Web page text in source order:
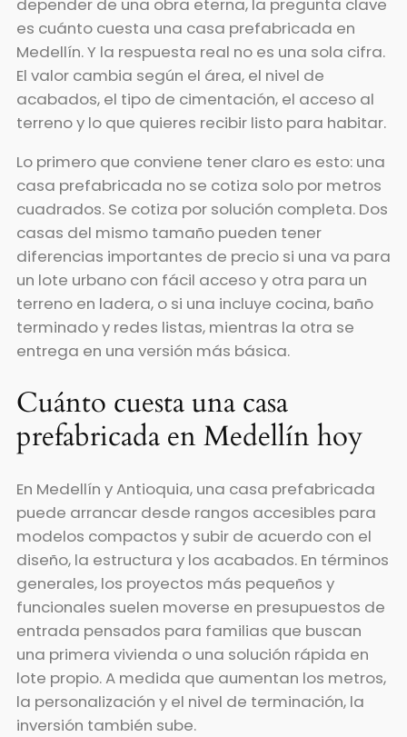
depender de una obra eterna, la pregunta clave
es cuánto cuesta una casa prefabricada en
Medellín. Y la respuesta real no es una sola cifra.
El valor cambia según el área, el nivel de
acabados, el tipo de cimentación, el acceso al
terreno y lo que quieres recibir listo para habitar.
Lo primero que conviene tener claro es esto: una
casa prefabricada no se cotiza solo por metros
cuadrados. Se cotiza por solución completa. Dos
casas del mismo tamaño pueden tener
diferencias importantes de precio si una va para
un lote urbano con fácil acceso y otra para un
terreno en ladera, o si una incluye cocina, baño
terminado y redes listas, mientras la otra se
entrega en una versión más básica.
Cuánto cuesta una casa
prefabricada en Medellín hoy
En Medellín y Antioquia, una casa prefabricada
puede arrancar desde rangos accesibles para
modelos compactos y subir de acuerdo con el
diseño, la estructura y los acabados. En términos
generales, los proyectos más pequeños y
funcionales suelen moverse en presupuestos de
entrada pensados para familias que buscan
una primera vivienda o una solución rápida en
lote propio. A medida que aumentan los metros,
la personalización y el nivel de terminación, la
inversión también sube.